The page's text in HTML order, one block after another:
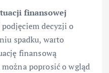
finansowej
decyzji o
spadku, warto
finansową
można poprosić o wgląd